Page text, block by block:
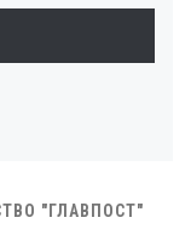
"ГЛАВПОСТ"